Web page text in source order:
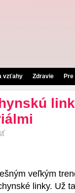
vzťahy Zdravie
veľkým
linky. Už